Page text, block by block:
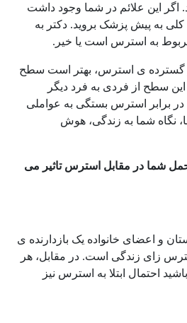
اگر این علائم در شما وجود داشت
به پیش پزشک بروید. دکتر به
به استرس است یا خیر.
ی استرس، بهتر است سطح
این سطح از فردی به فرد دیگر
برابر استرس بستگی به عواملی
نگاه شما به زندگی، هوش
شما در مقابل استرس تاثیر می
و اعضای خانواده یک بازدارنده ی
زای زندگی است. در مقابل، هر
احتمال ابتلا به استرس نیز